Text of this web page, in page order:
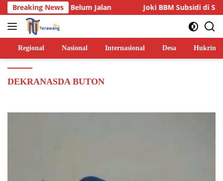
Langsung
ke
konten
Breaking News
Lainnya Belum Jalan Joki BBM Subsidi di SPBU
Regional Nasional Internasional Desa Hukrim
DEKRANASDA BUTON